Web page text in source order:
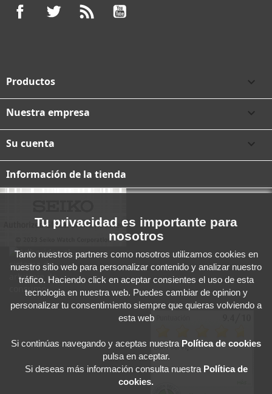
FacebookTwitter
Productos 
Nuestra empresa 
Su cuenta 
Información de la tienda
Tu privacidad es importante para
nosotros
Tanto nuestros partners como nosotros utilizamos cookies en
nuestro sitio web para personalizar contenido y analizar nuestro
tráfico. Haciendo click en aceptar consientes el uso de esta
tecnologia en nuestra web. Puedes cambiar de opinion y
personalizar tu consentimiento siempre que quieras volviendo a
esta web
Si continúas navegando y aceptas nuestra Política de cookies
pulsa en aceptar.
Si deseas más información consulta nuestra Política de
cookies.